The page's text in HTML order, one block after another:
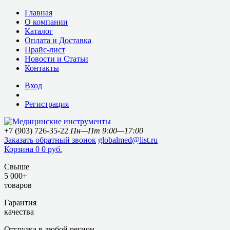
Главная
О компании
Каталог
Оплата и Доставка
Прайс-лист
Новости и Статьи
Контакты
Вход
Регистрация
+7 (903) 726-35-22 Пн—Пт 9:00—17:00
Заказать обратный звонок globalmed@list.ru
Корзина 0 0 руб.
Свыше
5 000+
товаров
Гарантия
качества